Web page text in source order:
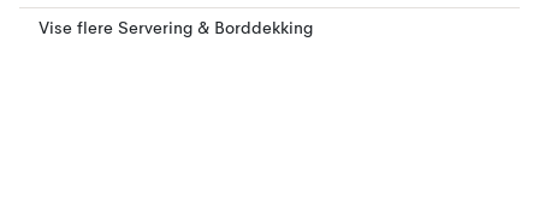
Vise flere Servering & Borddekking